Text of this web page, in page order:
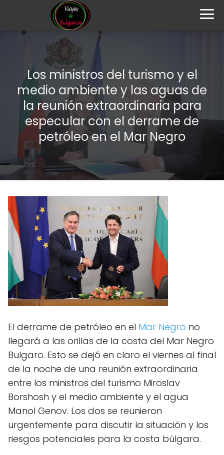
Los ministros del turismo y el
medio ambiente y las aguas de
la reunión extraordinaria para
especular con el derrame de
petróleo en el Mar Negro
El derrame de petróleo en el Mar Negro no
llegará a las orillas de la costa del Mar Negro
Bulgaro. Esto se dejó en claro el viernes al final
de la noche de una reunión extraordinaria
entre los ministros del turismo Miroslav
Borshosh y el medio ambiente y el agua
Manol Genov. Los dos se reunieron
urgentemente para discutir la situación y los
riesgos potenciales para la costa búlgara.